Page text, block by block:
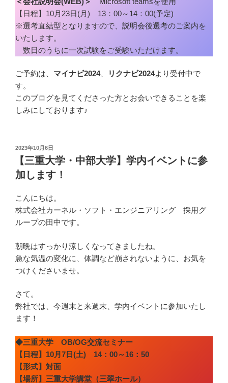
【日程】10月23日(月) 13：00～14：00(予定)
※選考直結型となりますので、説明会後選考のご案内を
いたします。
数日のうちに一次試験をご受験いただけます。
ご予約は、 マイナビ2024、 リクナビ2024より受付中で
す。
このブログを見てくださった方とお会いできることを楽
しみにしております♪
投
日:
2023年10月6日
【三重大学・中部大学】学内イベントに参
加します！
こんにちは。
株式会社カーネル・ソフト・エンジニアリング 採用グ
ループの田中です。
朝晩はすっかり涼しくなってきましたね。
急な気温の変化に、体調など崩されないように、お気を
つけくださいませ。
さて。
弊社では、今週末と来週末、学内イベントに参加いたし
ます！
◆三重大学 OB/OG交流セミナー
【日程】10月7日(土) 14：00～16：50
【形式】対面
【場所】三重大学講堂（三翠ホール）